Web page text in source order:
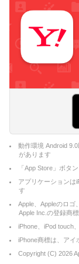
動作環境 Android
があります
「App Store」ボタ
アプリケーションは
す
Apple、Appleのロゴ
Apple Inc.の登録商
iPhone、iPod touch
iPhone商標は、アイ
Copyright (C) 2026